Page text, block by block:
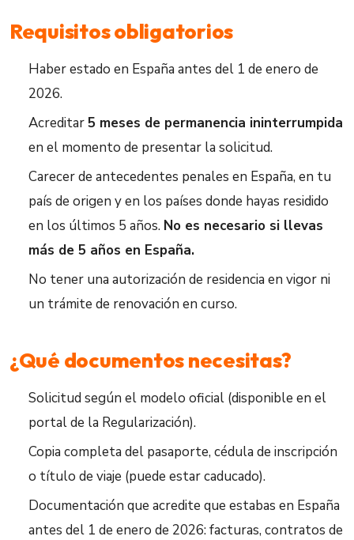
Requisitos obligatorios
Haber estado en España antes del 1 de enero de
2026.
Acreditar5 meses de permanencia ininterrumpida
en el momento de presentar la solicitud.
Carecer de antecedentes penales en España, en tu
país de origen y en los países donde hayas residido
en los últimos 5 años. No es necesario si llevas
más de 5 años en España.
No tener una autorización de residencia en vigor ni
un trámite de renovación en curso.
¿Qué documentos necesitas?
Solicitud según el modelo oficial (disponible en el
portal de la Regularización).
Copia completa del pasaporte, cédula de inscripción
o título de viaje (puede estar caducado).
Documentación que acredite que estabas en España
antes del 1 de enero de 2026: facturas, contratos de